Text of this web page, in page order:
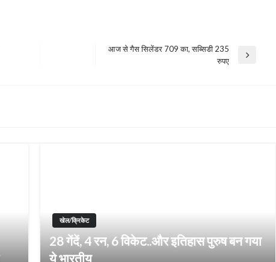
आज से गैस सिलेंडर 709 का, सब्सिडी 235
रुपए
खेल/क्रिकेट
28 गेंदें, 4 रन, 6 विकेट..और इतिहास पुरुष बन गया
ये भारतीय